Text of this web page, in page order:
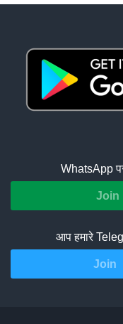
WhatsApp
Join
आप हमारे
Join